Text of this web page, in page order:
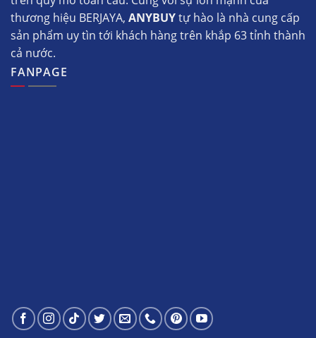
thương hiệu BERJAYA, ANYBUYtự hào là nhà cung cấp
sản phẩm uy tìn tới khách hàng trên khắp 63 tỉnh thành
cả nước.
FANPAGE